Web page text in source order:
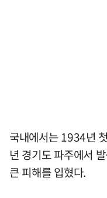
국내에서는 1934년
년 경기도 파주에서
큰 피해를 입혔다.